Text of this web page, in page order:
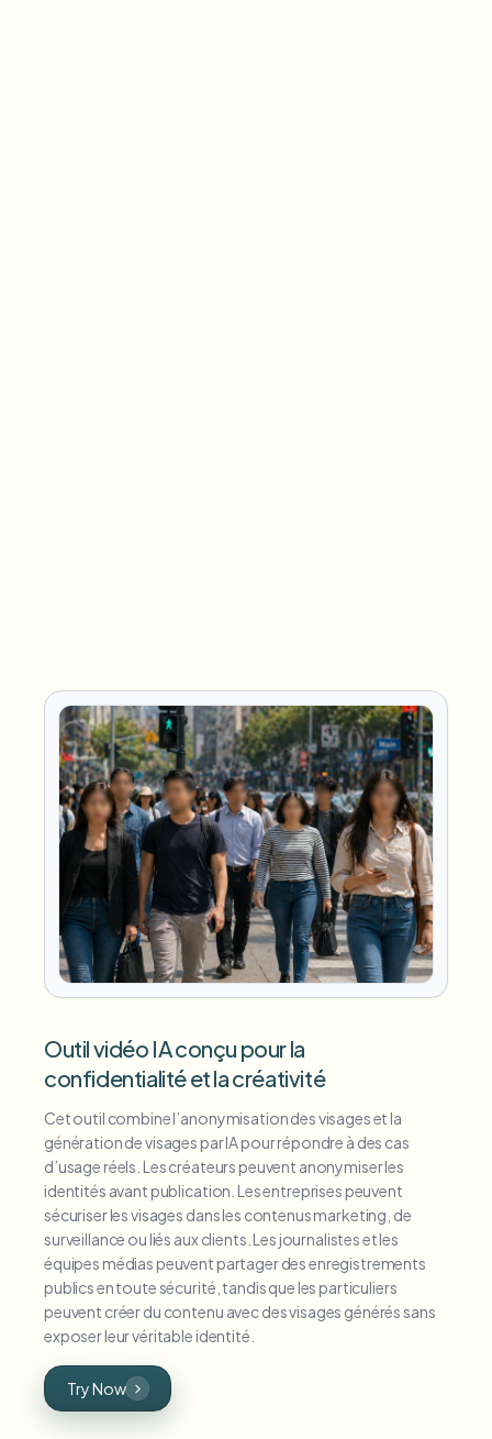
Outil vidéo IA conçu pour la
confidentialité et la créativité
Cet outil combine l’anonymisation des visages et la
génération de visages par IA pour répondre à des cas
d’usage réels. Les créateurs peuvent anonymiser les
identités avant publication. Les entreprises peuvent
sécuriser les visages dans les contenus marketing, de
surveillance ou liés aux clients. Les journalistes et les
équipes médias peuvent partager des enregistrements
publics en toute sécurité, tandis que les particuliers
peuvent créer du contenu avec des visages générés sans
exposer leur véritable identité.
Try Now